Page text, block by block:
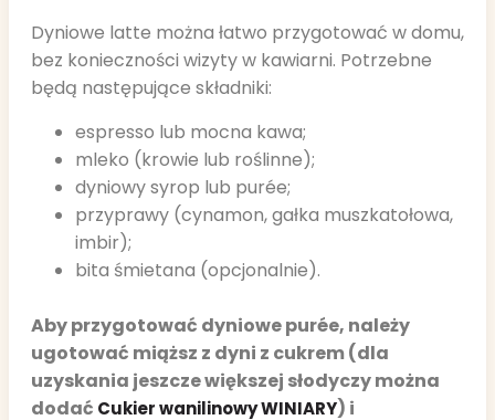
Dyniowe latte można łatwo przygotować w domu,
bez konieczności wizyty w kawiarni. Potrzebne
będą następujące składniki:
espresso lub mocna kawa;
mleko (krowie lub roślinne);
dyniowy syrop lub purée;
przyprawy (cynamon, gałka muszkatołowa,
imbir);
bita śmietana (opcjonalnie).
Aby przygotować dyniowe purée, należy
ugotować miąższ z dyni z cukrem (dla
uzyskania jeszcze większej słodyczy można
dodać Cukier wanilinowy WINIARY) i